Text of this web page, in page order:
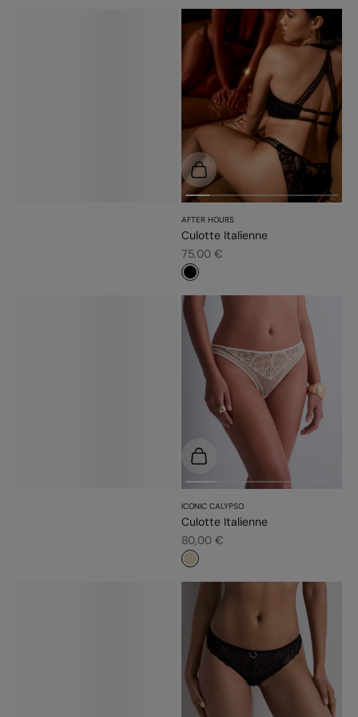
AFTER HOURS
Culotte Italienne
Prix de vente
75,00 €
Choisir les options
#000000
ICONIC CALYPSO
Culotte Italienne
Prix de vente
80,00 €
Choisir les options
#e9dbc2